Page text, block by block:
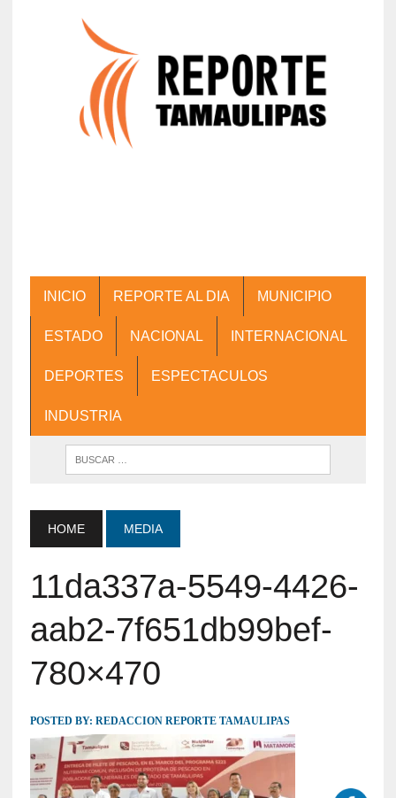
INICIO REPORTE AL DIA MUNICIPIO
ESTADO NACIONAL INTERNACIONAL
DEPORTES ESPECTACULOS
INDUSTRIA
HOME MEDIA
11da337a-5549-4426-
aab2-7f651db99bef-
780×470
POSTED BY: REDACCION REPORTE TAMAULIPAS